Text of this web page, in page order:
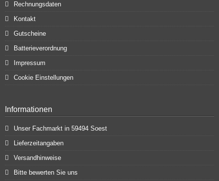
Rechnungsdaten
Kontakt
Gutscheine
Batterieverordnung
Impressum
Cookie Einstellungen
Informationen
Unser Fachmarkt in 59494 Soest
Lieferzeitangaben
Versandhinweise
Bitte bewerten Sie uns